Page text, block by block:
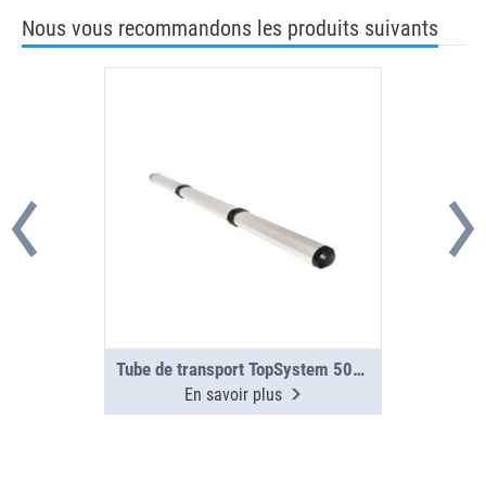
Nous vous recommandons les produits suivants
Tube de transport TopSystem 5000 mm 3 sections
En savoir plus